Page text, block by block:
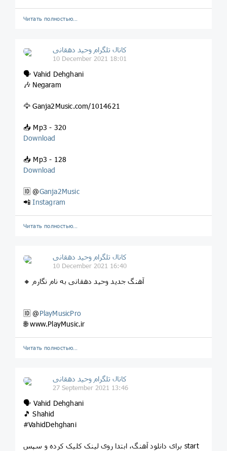
Читать полностью…
کانال تلگرام وحید دهقانی
10 December 2021 18:01
🗣 Vahid Dehghani
🎶 Negaram
🦅 Ganja2Music.com/1014621
📥 Mp3 - 320
Download
📥 Mp3 - 128
Download
🆔 @Ganja2Music
📲Instagram
Читать полностью…
کانال تلگرام وحید دهقانی
10 December 2021 16:40
🔸 آهنگ جدید وحید دهقانی به نام نگارم
🆔 @PlayMusicPro
🌐 www.PlayMusic.ir
Читать полностью…
کانال تلگرام وحید دهقانی
27 September 2021 13:46
🗣 Vahid Dehghani
🎵 Shahid
#VahidDehghani
برای دانلود آهنگ، ابتدا روی لینک کلیک کرده و سپس start